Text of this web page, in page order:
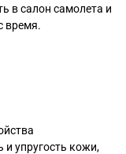
в салон самолета и
время.
и упругость кожи,